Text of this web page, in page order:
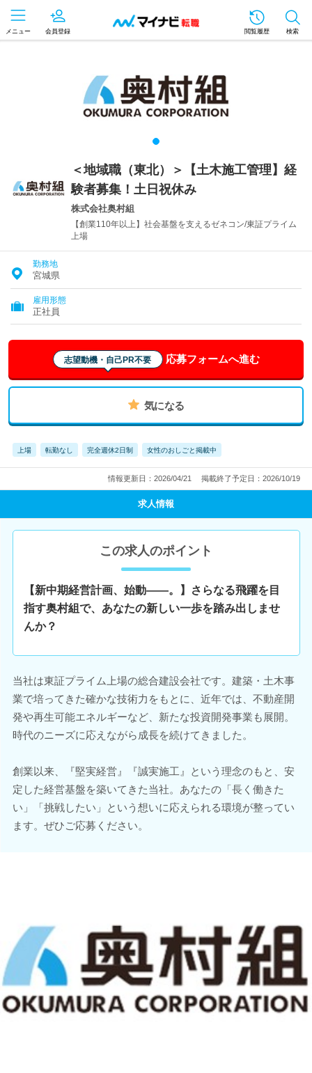
メニュー 会員登録 閲覧履歴 検索
＜地域職（東北）＞【土木施工管理】経
験者募集！土日祝休み
株式会社奥村組
【創業110年以上】社会基盤を支えるゼネコン/東証プライム
上場
勤務地
宮城県
雇用形態
正社員
志望動機・自己PR不要 応募フォームへ進む
気になる
上場 転勤なし 完全週休2日制 女性のおしごと掲載中
情報更新日：2026/04/21 掲載終了予定日：2026/10/19
求人情報
この求人のポイント
【新中期経営計画、始動――。】さらなる飛躍を目
指す奥村組で、あなたの新しい一歩を踏み出しませ
んか？
当社は東証プライム上場の総合建設会社です。建築・土木事
業で培ってきた確かな技術力をもとに、近年では、不動産開
発や再生可能エネルギーなど、新たな投資開発事業も展開。
時代のニーズに応えながら成長を続けてきました。
創業以来、『堅実経営』『誠実施工』という理念のもと、安
定した経営基盤を築いてきた当社。あなたの「長く働きた
い」「挑戦したい」という想いに応えられる環境が整ってい
ます。ぜひご応募ください。